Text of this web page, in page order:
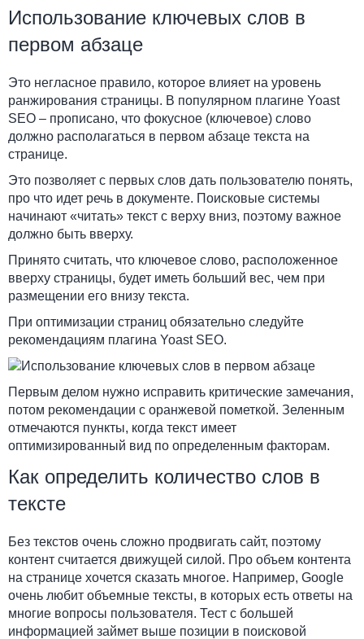
Использование ключевых слов в
первом абзаце
Это негласное правило, которое влияет на уровень
ранжирования страницы. В популярном плагине Yoast
SEO – прописано, что фокусное (ключевое) слово
должно располагаться в первом абзаце текста на
странице.
Это позволяет с первых слов дать пользователю понять,
про что идет речь в документе. Поисковые системы
начинают «читать» текст с верху вниз, поэтому важное
должно быть вверху.
Принято считать, что ключевое слово, расположенное
вверху страницы, будет иметь больший вес, чем при
размещении его внизу текста.
При оптимизации страниц обязательно следуйте
рекомендациям плагина Yoast SEO.
Первым делом нужно исправить критические замечания,
потом рекомендации с оранжевой пометкой. Зеленным
отмечаются пункты, когда текст имеет
оптимизированный вид по определенным факторам.
Как определить количество слов в
тексте
Без текстов очень сложно продвигать сайт, поэтому
контент считается движущей силой. Про объем контента
на странице хочется сказать многое. Например, Google
очень любит объемные тексты, в которых есть ответы на
многие вопросы пользователя. Тест с большей
информацией займет выше позиции в поисковой